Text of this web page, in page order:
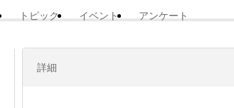
トピック イベント アンケート
詳細